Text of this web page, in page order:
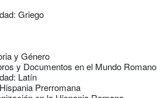
Griego
y Género
y Documentos en el Mundo Romano
Latín
Prerromana